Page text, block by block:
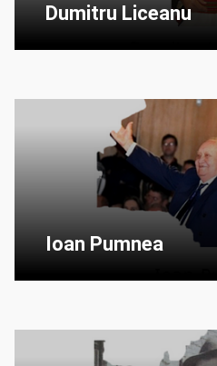
Dumitru Liceanu
Ioan Pumnea